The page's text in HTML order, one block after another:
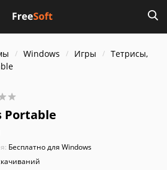
Windows Игры
Тетрисы,
Portable
Бесплатно для Windows